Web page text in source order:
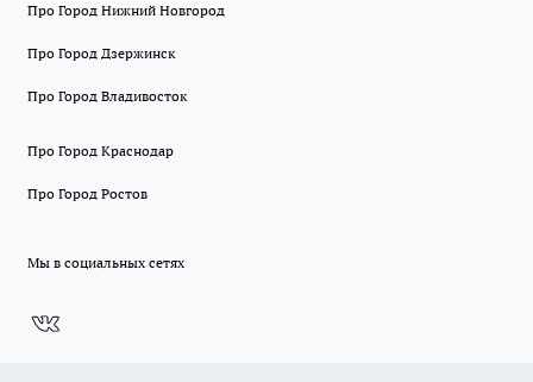
Про Город Нижний Новгород
Про Город Дзержинск
Про Город Владивосток
Про Город Краснодар
Про Город Ростов
Мы в социальных сетях